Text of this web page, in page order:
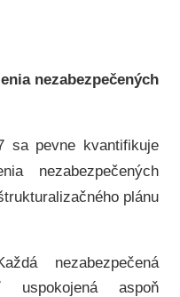
nezabezpečených
pevne kvantifikuje
nezabezpečených
plánu
nezabezpečená
aspoň